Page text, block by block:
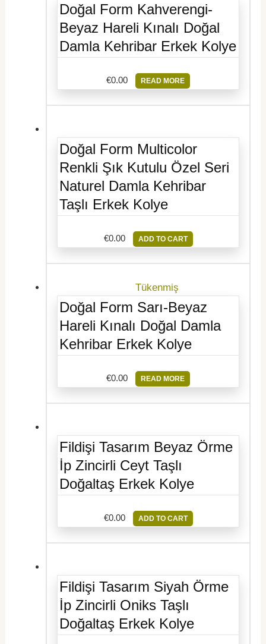
Doğal Form Kahverengi-
Beyaz Hareli Kınalı Doğal
Damla Kehribar Erkek Kolye
€0.00 READ MORE
Doğal Form Multicolor
Renkli Şık Kutulu Özel Seri
Naturel Damla Kehribar
Taşlı Erkek Kolye
€0.00 ADD TO CART
Tükenmiş
Doğal Form Sarı-Beyaz
Hareli Kınalı Doğal Damla
Kehribar Erkek Kolye
€0.00 READ MORE
Fildişi Tasarım Beyaz Örme
İp Zincirli Ceyt Taşlı
Doğaltaş Erkek Kolye
€0.00 ADD TO CART
Fildişi Tasarım Siyah Örme
İp Zincirli Oniks Taşlı
Doğaltaş Erkek Kolye